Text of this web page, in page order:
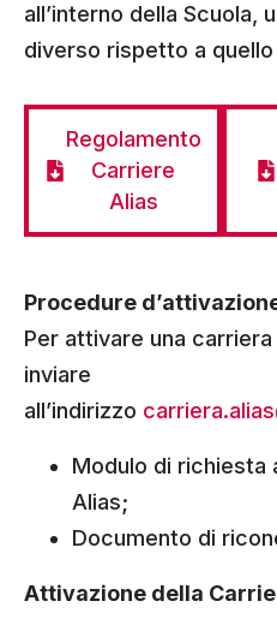
all’interno della Scuola,
diverso rispetto a
Regolamento
Carriere
Alias
Procedure
Per attivare una
inviare
all’indirizzo
Modulo di richiesta
Alias;
Documento di
Attivazione della